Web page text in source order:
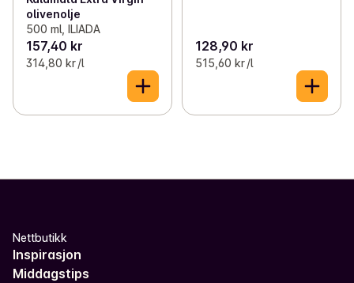
olivenolje
500 ml, ILIADA
157,40 kr
314,80 kr /l
128,90 kr
515,60 kr /l
Nettbutikk
Inspirasjon
Middagstips